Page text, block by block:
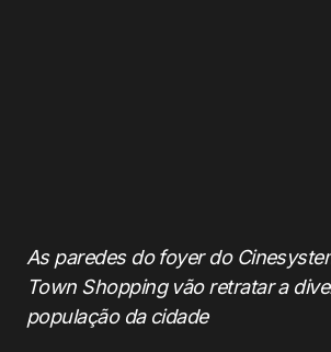
As paredes do foyer do
Town Shopping vão retratar a
população da cidade